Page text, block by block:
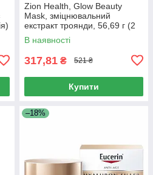
Zion Health, Glow Beauty
Mask, зміцнювальний
екстракт троянди, 56,69 г (2
унції)
В наявності
317,81 ₴ 521 ₴
Купити
–18%